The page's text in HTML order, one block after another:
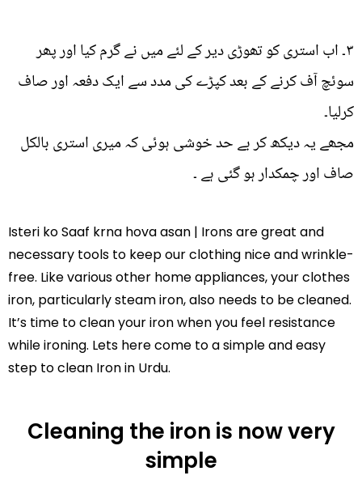
۳۔ اب استری کو تھوڑی دیر کے لئے میں نے گرم کیا اور پھر
سوئچ آف کرنے کے بعد کپڑے کی مدد سے ایک دفعہ اور صاف
کرلیا۔
مجھے یہ دیکھ کر بے حد خوشی ہوئی کہ میری استری بالکل
صاف اور چمکدار ہو گئی ہے ۔
Isteri ko Saaf krna hova asan | Irons are great and
necessary tools to keep our clothing nice and wrinkle-
free. Like various other home appliances, your clothes
iron, particularly steam iron, also needs to be cleaned.
It’s time to clean your iron when you feel resistance
while ironing. Lets here come to a simple and easy
step to clean Iron in Urdu.
Cleaning the iron is now very
simple